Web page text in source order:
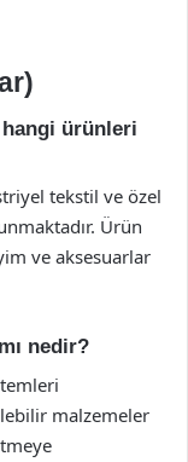
hangi ürünleri
tekstil ve özel
Ürün
ve aksesuarlar
nedir?
malzemeler